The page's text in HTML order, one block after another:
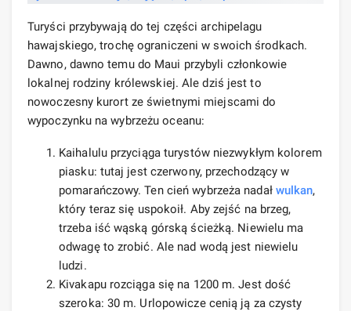
Turyści przybywają do tej części archipelagu
hawajskiego, trochę ograniczeni w swoich środkach.
Dawno, dawno temu do Maui przybyli członkowie
lokalnej rodziny królewskiej. Ale dziś jest to
nowoczesny kurort ze świetnymi miejscami do
wypoczynku na wybrzeżu oceanu:
Kaihalulu przyciąga turystów niezwykłym kolorem
piasku: tutaj jest czerwony, przechodzący w
pomarańczowy. Ten cień wybrzeża nadał wulkan,
który teraz się uspokoił. Aby zejść na brzeg,
trzeba iść wąską górską ścieżką. Niewielu ma
odwagę to zrobić. Ale nad wodą jest niewielu
ludzi.
Kivakapu rozciąga się na 1200 m. Jest dość
szeroka: 30 m. Urlopowicze cenią ją za czysty